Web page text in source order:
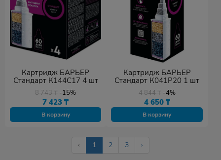
Картридж БАРЬЕР
Стандарт К144С17 4 шт
8 743₸ -15%
7 423₸
В корзину
Картридж БАРЬЕР
Стандарт К041Р20 1 шт
4 844₸ -4%
4 650 ₸
В корзину
‹ 1 2 3 ›